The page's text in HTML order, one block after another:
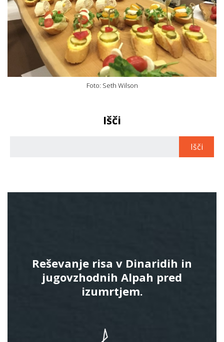
Foto: Seth Wilson
Išči
Reševanje risa v Dinaridih in
jugovzhodnih Alpah pred
izumrtjem.